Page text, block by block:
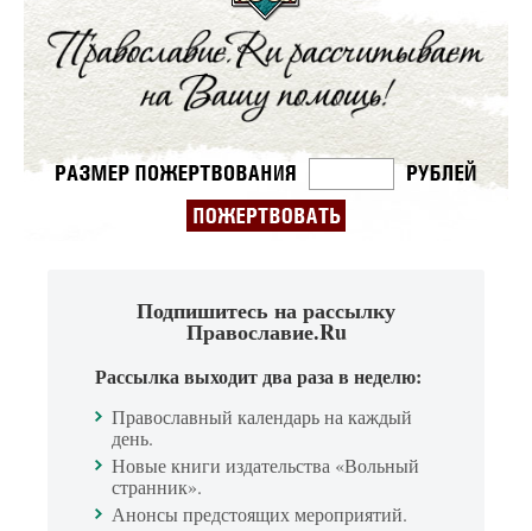
Подпишитесь на рассылку
Православие.Ru
Рассылка выходит два раза в неделю:
Православный календарь на каждый
день.
Новые книги издательства «Вольный
странник».
Анонсы предстоящих мероприятий.